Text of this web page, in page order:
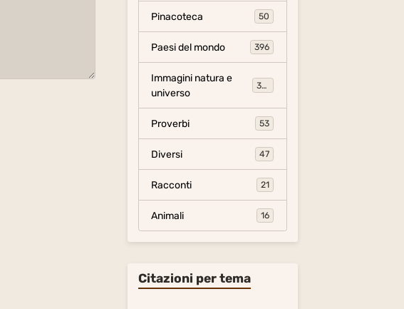
Pinacoteca 50
Paesi del mondo 396
Immagini natura e
universo
306
Proverbi 53
Diversi 47
Racconti 21
Animali 16
Citazioni per tema